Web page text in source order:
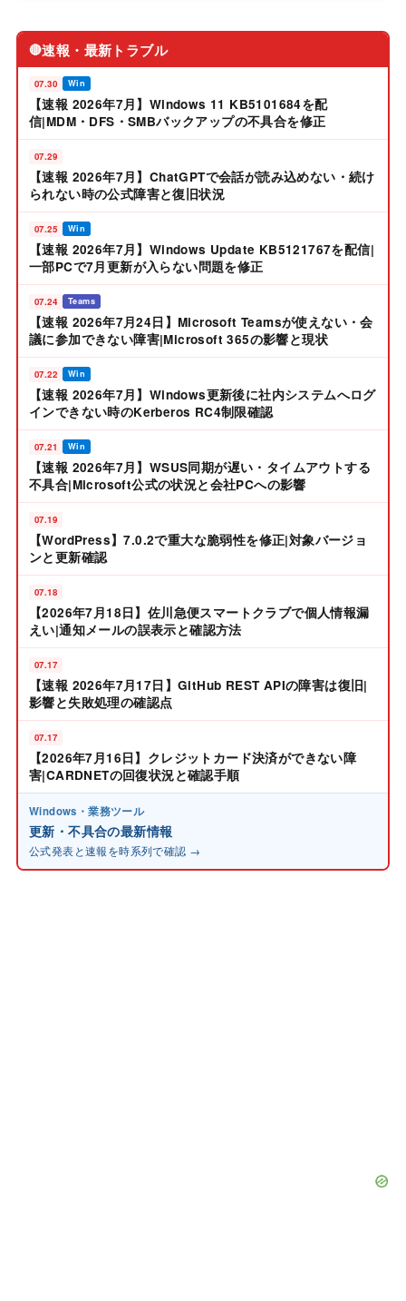
🔴速報・最新トラブル
07.30 Win
【速報 2026年7月】Windows 11 KB5101684を配
信|MDM・DFS・SMBバックアップの不具合を修正
07.29
【速報 2026年7月】ChatGPTで会話が読み込めない・続け
られない時の公式障害と復旧状況
07.25 Win
【速報 2026年7月】Windows Update KB5121767を配信|
一部PCで7月更新が入らない問題を修正
07.24 Teams
【速報 2026年7月24日】Microsoft Teamsが使えない・会
議に参加できない障害|Microsoft 365の影響と現状
07.22 Win
【速報 2026年7月】Windows更新後に社内システムへログ
インできない時のKerberos RC4制限確認
07.21 Win
【速報 2026年7月】WSUS同期が遅い・タイムアウトする
不具合|Microsoft公式の状況と会社PCへの影響
07.19
【WordPress】7.0.2で重大な脆弱性を修正|対象バージョ
ンと更新確認
07.18
【2026年7月18日】佐川急便スマートクラブで個人情報漏
えい|通知メールの誤表示と確認方法
07.17
【速報 2026年7月17日】GitHub REST APIの障害は復旧|
影響と失敗処理の確認点
07.17
【2026年7月16日】クレジットカード決済ができない障
害|CARDNETの回復状況と確認手順
Windows・業務ツール
更新・不具合の最新情報
公式発表と速報を時系列で確認 →